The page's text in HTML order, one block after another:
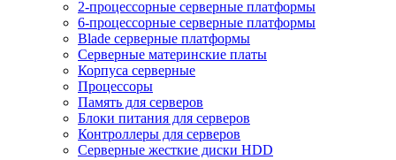
2-процессорные серверные платформы
6-процессорные серверные платформы
Blade серверные платформы
Серверные материнские платы
Корпуса серверные
Процессоры
Память для серверов
Блоки питания для серверов
Контроллеры для серверов
Серверные жесткие диски HDD